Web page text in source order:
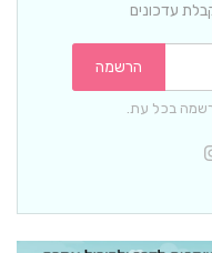
עדכונים
הרשמה
בכל עת.